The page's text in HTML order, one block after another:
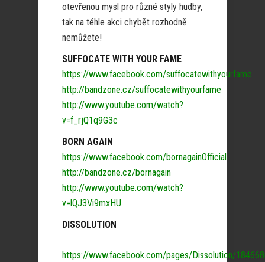
otevřenou mysl pro různé styly hudby,
tak na téhle akci chybět rozhodně
nemůžete!
SUFFOCATE WITH YOUR FAME
https://www.facebook.com/suffocatewithyourfame
http://bandzone.cz/suffocatewithyourfame
http://www.youtube.com/watch?
v=f_rjQ1q9G3c
BORN AGAIN
https://www.facebook.com/bornagainOfficial
http://bandzone.cz/bornagain
http://www.youtube.com/watch?
v=lQJ3Vi9mxHU
DISSOLUTION
https://www.facebook.com/pages/Dissolution/